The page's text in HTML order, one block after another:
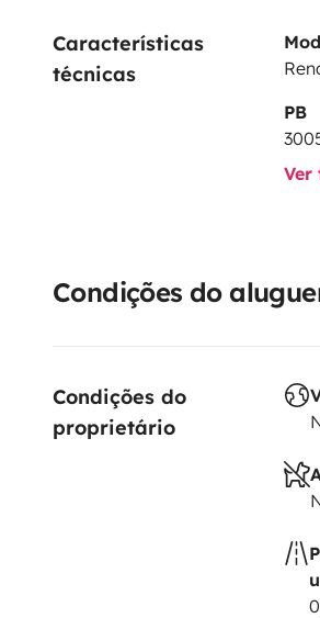
Características
técnicas
PB
Ver
Condições do
Condições do
proprietário